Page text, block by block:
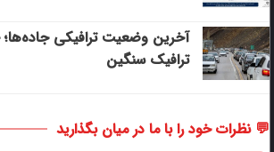
آخرین وضعیت ترافیکی جاده‌ها؛
ترافیک سنگین
💬 نظرات خود را با ما در میان بگذارید